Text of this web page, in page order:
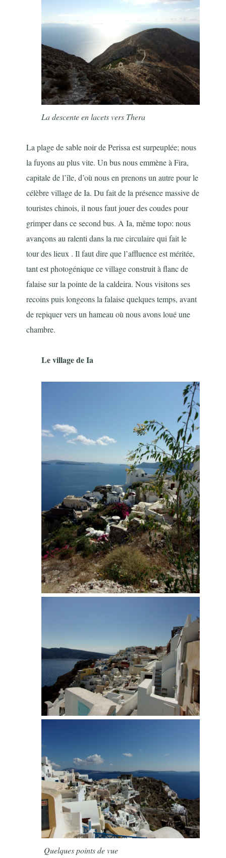
La descente en lacets vers Thera
La plage de sable noir de Perissa est surpeuplée; nous
la fuyons au plus vite. Un bus nous emmène à Fira,
capitale de l’île, d’où nous en prenons un autre pour le
célèbre village de Ia. Du fait de la présence massive de
touristes chinois, il nous faut jouer des coudes pour
grimper dans ce second bus. A Ia, même topo: nous
avançons au ralenti dans la rue circulaire qui fait le
tour des lieux . Il faut dire que l’affluence est méritée,
tant est photogénique ce village construit à flanc de
falaise sur la pointe de la caldeira. Nous visitons ses
recoins puis longeons la falaise quelques temps, avant
de repiquer vers un hameau où nous avons loué une
chambre.
Le village de Ia
Quelques points de vue